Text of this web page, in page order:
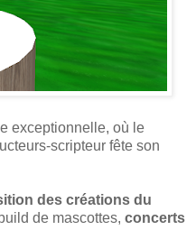
exceptionnelle, où le
scripteur fête son
des créations du
de mascottes, concerts